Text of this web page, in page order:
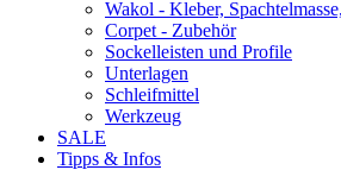
Wakol - Kleber,
Corpet - Zubehör
Sockelleisten und Profile
Unterlagen
Schleifmittel
Werkzeug
SALE
Tipps & Infos